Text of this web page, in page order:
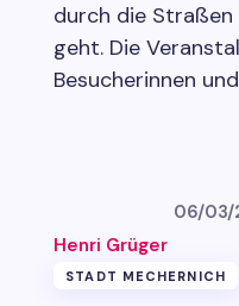
durch die
geht. Die
Besucherinnen
Henri Grüger
06/03/
STADT MECHERNICH